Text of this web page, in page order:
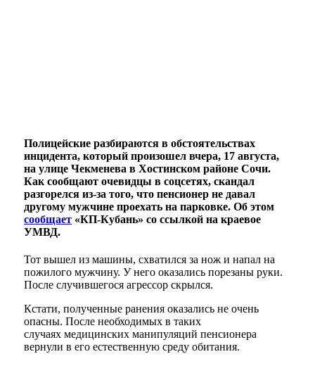
Полицейские разбираются в обстоятельствах
инцидента, который произошел вчера, 17 августа,
на улице Чекменева в Хостинском районе Сочи.
Как сообщают очевидцы в соцсетях, скандал
разгорелся из-за того, что пенсионер не давал
другому мужчине проехать на парковке. Об этом
сообщает «КП-Кубань» со ссылкой на краевое
УМВД.
Тот вышел из машины, схватился за нож и напал на
пожилого мужчину. У него оказались порезаны руки.
После случившегося агрессор скрылся.
Кстати, полученные ранения оказались не очень
опасны. После необходимых в таких
случаях медицинских манипуляций пенсионера
вернули в его естественную среду обитания.